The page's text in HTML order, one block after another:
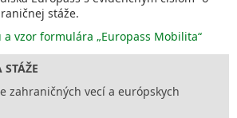
stáže.
vzor formulára „Europass Mobilita“
zahraničných vecí a európskych